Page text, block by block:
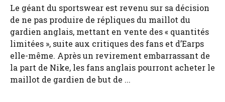
Le géant du sportswear est revenu sur sa décision
de ne pas produire de répliques du maillot du
gardien anglais, mettant en vente des « quantités
limitées », suite aux critiques des fans et d’Earps
elle-même. Après un revirement embarrassant de
la part de Nike, les fans anglais pourront acheter le
maillot de gardien de but de ...